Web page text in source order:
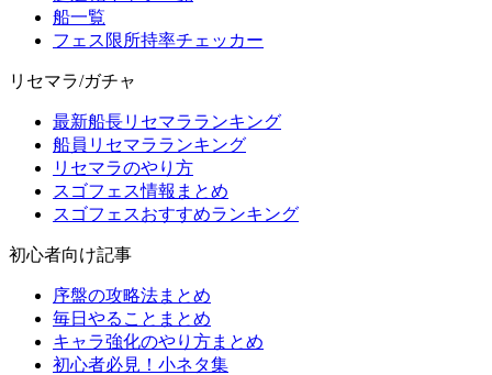
船一覧
フェス限所持率チェッカー
リセマラ/ガチャ
最新船長リセマラランキング
船員リセマラランキング
リセマラのやり方
スゴフェス情報まとめ
スゴフェスおすすめランキング
初心者向け記事
序盤の攻略法まとめ
毎日やることまとめ
キャラ強化のやり方まとめ
初心者必見！小ネタ集